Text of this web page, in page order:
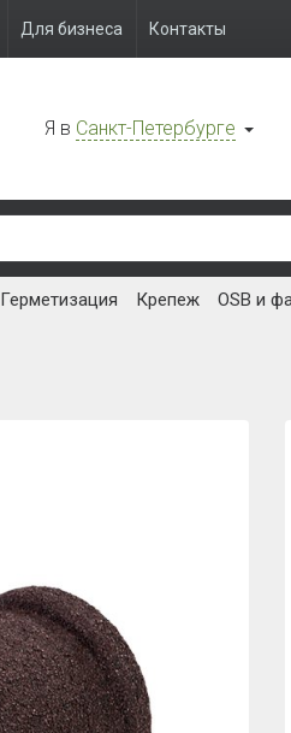
Для бизнеса Контакты
Я в Санкт-Петербурге
Герметизация Крепеж OSB и